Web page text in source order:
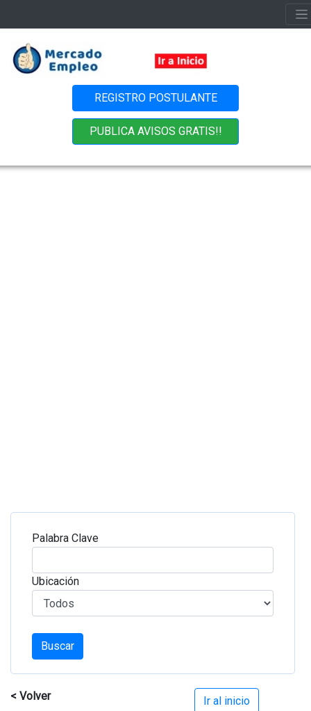
REGISTRO POSTULANTE
PUBLICA AVISOS GRATIS!!
Palabra Clave
Ubicación
Buscar
< Volver Ir al inicio